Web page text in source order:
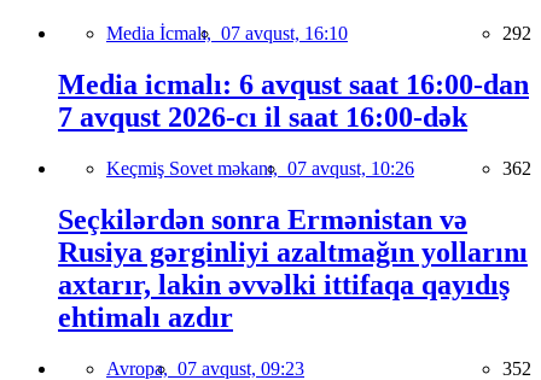
Media İcmalı, 07 avqust, 16:10 292
Media icmalı: 6 avqust saat 16:00-dan
7 avqust 2026-cı il saat 16:00-dək
Keçmiş Sovet məkanı, 07 avqust, 10:26 362
Seçkilərdən sonra Ermənistan və
Rusiya gərginliyi azaltmağın yollarını
axtarır, lakin əvvəlki ittifaqa qayıdış
ehtimalı azdır
Avropa, 07 avqust, 09:23 352